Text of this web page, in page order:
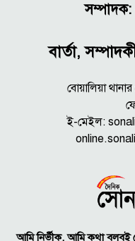
বার্তা,
বোয়ালিয়া
ই-মেইল:
আমি নির্ভীক, আমি কথা বলবই